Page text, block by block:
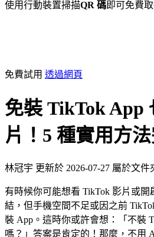
使用行動裝置掃描QR 碼即可免費
免費試用 透過網頁
免裝 TikTok App
片！5 種實用方
林冠宇 更新於 2026-07-27 屬於文件
有時候你可能想看 TikTok 影片或開
結，但手機空間不足或因之前
裝 App。這時你或許會想：「不裝
嗎？」答案是肯定的！那麼，不用